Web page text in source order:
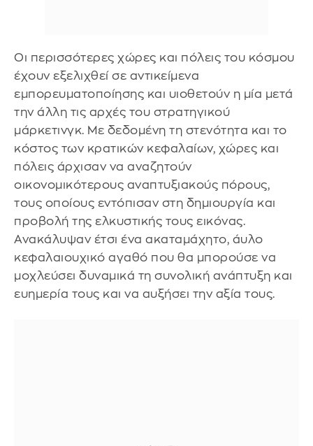
Οι περισσότερες χώρες και πόλεις του κόσμου
έχουν εξελιχθεί σε αντικείμενα
εμπορευματοποίησης και υιοθετούν η μία μετά
την άλλη τις αρχές του στρατηγικού
μάρκετινγκ. Με δεδομένη τη στενότητα και το
κόστος των κρατικών κεφαλαίων, χώρες και
πόλεις άρχισαν να αναζητούν
οικονομικότερους αναπτυξιακούς πόρους,
τους οποίους εντόπισαν στη δημιουργία και
προβολή της ελκυστικής τους εικόνας.
Ανακάλυψαν έτσι ένα ακαταμάχητο, άυλο
κεφαλαιουχικό αγαθό που θα μπορούσε να
μοχλεύσει δυναμικά τη συνολική ανάπτυξη και
ευημερία τους και να αυξήσει την αξία τους.